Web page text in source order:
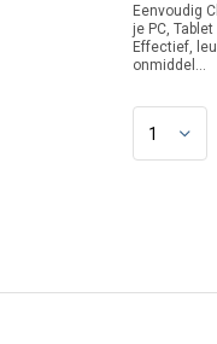
Eenvoudig
je PC,
Effectief,
onmiddel...